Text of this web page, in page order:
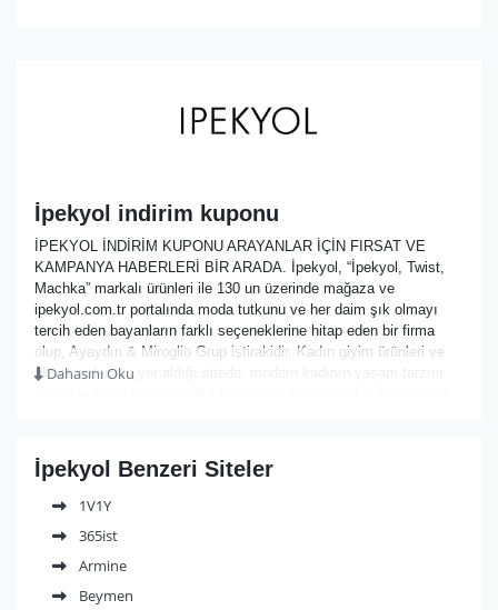
İpekyol indirim kuponu
İPEKYOL İNDİRİM KUPONU ARAYANLAR İÇİN FIRSAT VE
KAMPANYA HABERLERİ BİR ARADA. İpekyol, “İpekyol, Twist,
Machka” markalı ürünleri ile 130 un üzerinde mağaza ve
ipekyol.com.tr portalında moda tutkunu ve her daim şık olmayı
tercih eden bayanların farklı seçeneklerine hitap eden bir firma
olup, Ayaydın & Miroglio Grup iştirakidir. Kadın giyim ürünleri ve
aksesuarlarının yer aldığı sitede, modern kadının yaşam tarzını
de başarılı moda tasarımcısı Zeynep Tosun ile Türk tekstilinde
marka&tasarımcı işbirliğinin en güzel örneklerini yansıtan ürünler
yer almaktadır. Ayrıca sitede her kategori için en yeni ürünler “yeni
saat, gözlük, şapka, şal, kemer, çanta vb. nin bulunduğu aksesuar
ve ayakkabı menüsü ile alışveriş tamamlayıcı ürünlerle
sağlamamaktadır, daha sonra üyelik iptal edilmek istenirse “üyelik
Dahasını Oku
İpekyol Benzeri Siteler
1V1Y
365ist
Armine
Beymen